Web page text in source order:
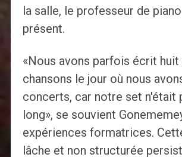
la salle, le professeur de
présent.
«Nous avons parfois écrit huit
chansons le jour où nous
concerts, car notre set n'était
long», se souvient
expériences formatrices.
lâche et non structurée